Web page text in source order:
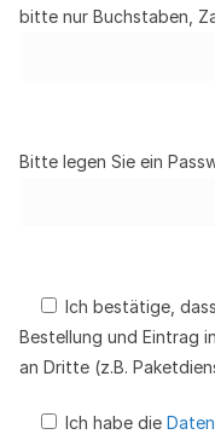
bitte nur Buchstaben,
Bitte legen Sie ein
Ich bestätige,
Bestellung und Eintrag
an Dritte (z.B.
Ich habe die